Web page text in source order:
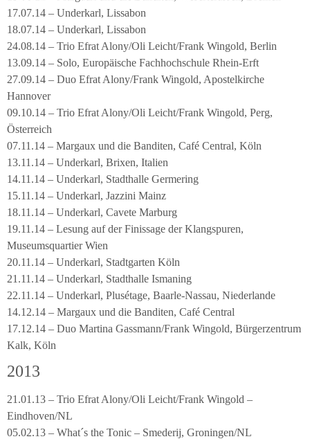
17.07.14 – Underkarl, Lissabon
18.07.14 – Underkarl, Lissabon
24.08.14 – Trio Efrat Alony/Oli Leicht/Frank Wingold, Berlin
13.09.14 – Solo, Europäische Fachhochschule Rhein-Erft
27.09.14 – Duo Efrat Alony/Frank Wingold, Apostelkirche
Hannover
09.10.14 – Trio Efrat Alony/Oli Leicht/Frank Wingold, Perg,
Österreich
07.11.14 – Margaux und die Banditen, Café Central, Köln
13.11.14 – Underkarl, Brixen, Italien
14.11.14 – Underkarl, Stadthalle Germering
15.11.14 – Underkarl, Jazzini Mainz
18.11.14 – Underkarl, Cavete Marburg
19.11.14 – Lesung auf der Finissage der Klangspuren,
Museumsquartier Wien
20.11.14 – Underkarl, Stadtgarten Köln
21.11.14 – Underkarl, Stadthalle Ismaning
22.11.14 – Underkarl, Plusétage, Baarle-Nassau, Niederlande
14.12.14 – Margaux und die Banditen, Café Central
17.12.14 – Duo Martina Gassmann/Frank Wingold, Bürgerzentrum
Kalk, Köln
2013
21.01.13 – Trio Efrat Alony/Oli Leicht/Frank Wingold –
Eindhoven/NL
05.02.13 – What´s the Tonic – Smederij, Groningen/NL